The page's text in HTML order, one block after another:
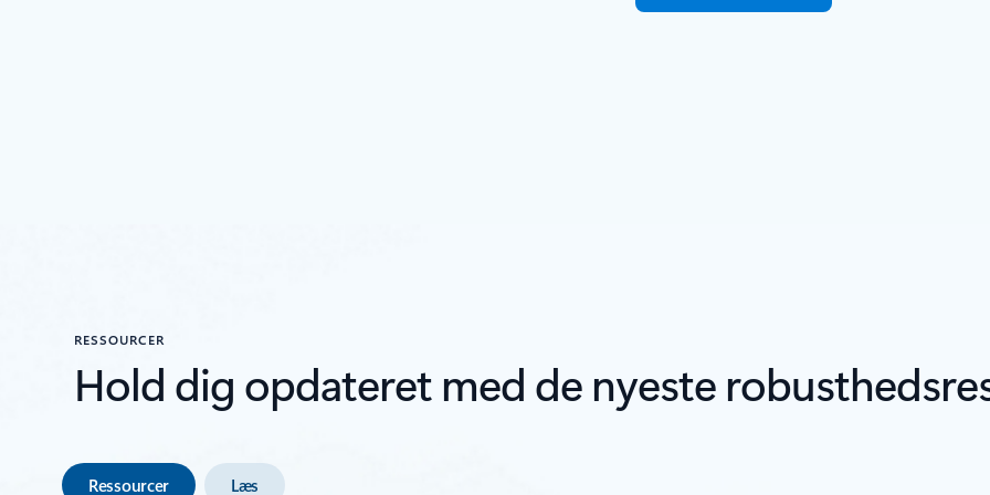
RESSOURCER
Hold dig opdateret med de nyeste
Ressourcer Læs